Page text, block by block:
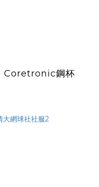
Coretronic鋼杯